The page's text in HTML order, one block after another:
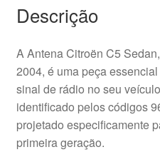
Descrição
A Antena Citroën C5
2004, é uma peça
sinal de rádio no seu
identificado pelos códigos
projetado especificamente
primeira geração.